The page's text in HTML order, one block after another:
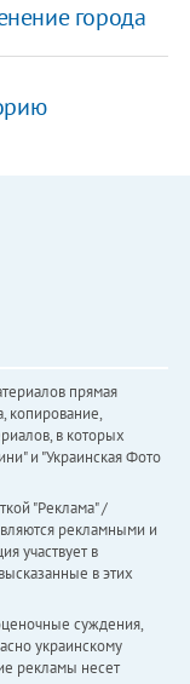
города
прямая
копирование,
в которых
и "Украинская Фото
"Реклама" /
рекламными и
участвует в
в этих
суждения,
украинскому
рекламы несет